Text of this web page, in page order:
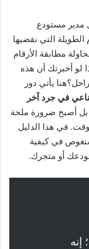
مدير مستودع
الطويلة التي نقضيها
مطابقة الأرقام
لو أخبرتك أن هذه
يأتي دور
في جرد آخر
بل أصبح ضرورة ملحة
في هذا الدليل
في كيفية
أو متجرك.